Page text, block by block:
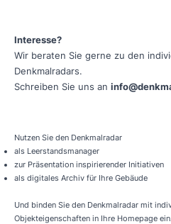
Nutzen Sie den Denkmalradar
als Leerstandsmanager
zur Präsentation inspirierender Initiativen
als digitales Archiv für Ihre Gebäude
Und binden Sie den Denkmalradar mit
Objekteigenschaften in Ihre Homepage
Interesse?
Wir beraten Sie gerne zu den
Denkmalradars.
Schreiben Sie uns an